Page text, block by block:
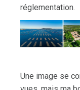
réglementation.
Une image se